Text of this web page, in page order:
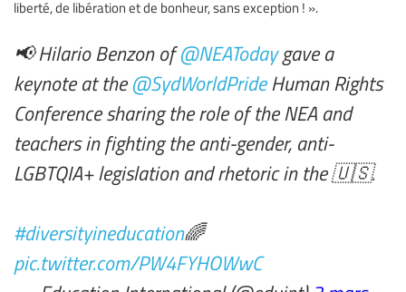
liberté, de libération et de bonheur, sans exception ! ».
📢 Hilario Benzon of@NEATodaygave a
keynote at the@SydWorldPrideHuman Rights
Conference sharing the role of the NEA and
teachers in fighting the anti-gender, anti-
LGBTQIA+ legislation and rhetoric in the 🇺🇸.
#diversityineducation🌈
pic.twitter.com/PW4FYHOWwC